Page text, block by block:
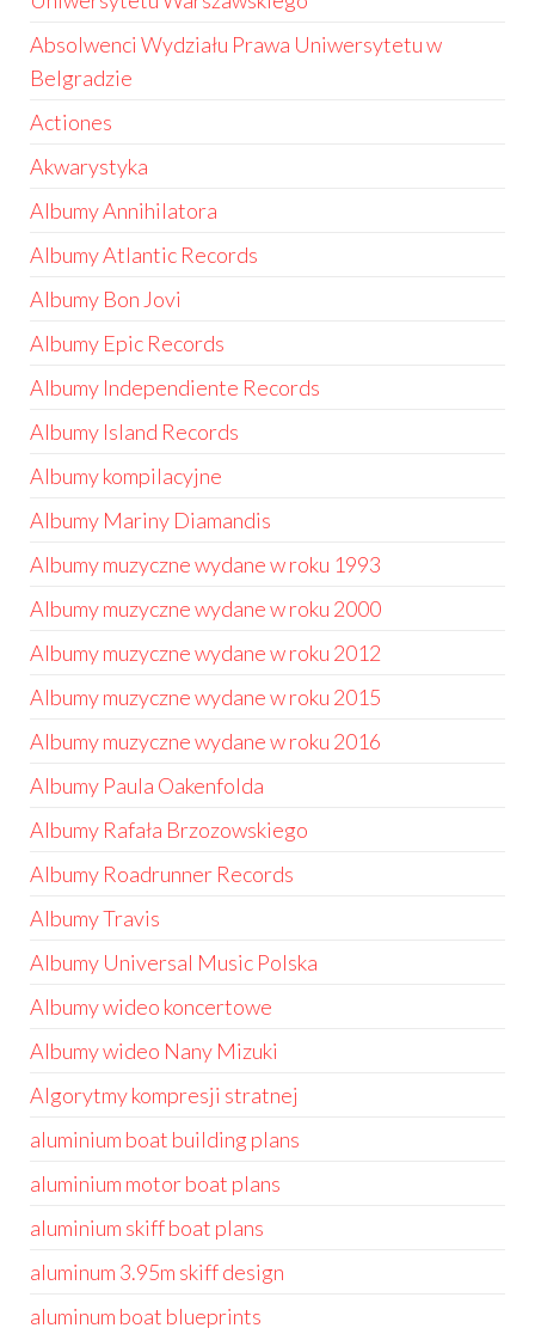
Absolwenci Wydziału Prawa Uniwersytetu w
Belgradzie
Actiones
Akwarystyka
Albumy Annihilatora
Albumy Atlantic Records
Albumy Bon Jovi
Albumy Epic Records
Albumy Independiente Records
Albumy Island Records
Albumy kompilacyjne
Albumy Mariny Diamandis
Albumy muzyczne wydane w roku 1993
Albumy muzyczne wydane w roku 2000
Albumy muzyczne wydane w roku 2012
Albumy muzyczne wydane w roku 2015
Albumy muzyczne wydane w roku 2016
Albumy Paula Oakenfolda
Albumy Rafała Brzozowskiego
Albumy Roadrunner Records
Albumy Travis
Albumy Universal Music Polska
Albumy wideo koncertowe
Albumy wideo Nany Mizuki
Algorytmy kompresji stratnej
aluminium boat building plans
aluminium motor boat plans
aluminium skiff boat plans
aluminum 3.95m skiff design
aluminum boat blueprints